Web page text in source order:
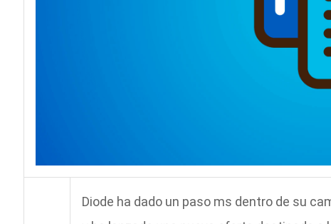
Diode ha dado un paso ms dentro de su